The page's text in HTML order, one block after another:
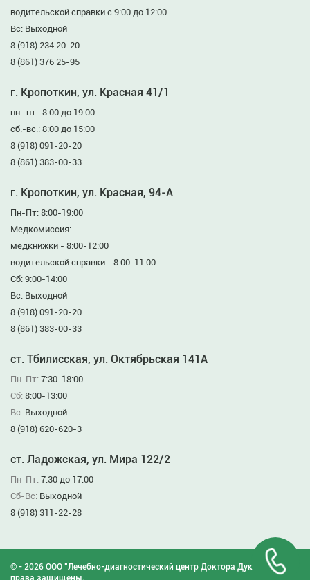
водительской справки с 9:00 до 12:00
Вс: Выходной
8 (918) 234 20-20
8 (861) 376 25-95
г. Кропоткин, ул. Красная 41/1
пн.-пт.: 8:00 до 19:00
сб.-вс.: 8:00 до 15:00
8 (918) 091-20-20
8 (861) 383-00-33
г. Кропоткин, ул. Красная, 94-А
Пн-Пт: 8:00-19:00
Медкомиссия:
медкнижки - 8:00-12:00
водительской справки - 8:00-11:00
Сб: 9:00-14:00
Вс: Выходной
8 (918) 091-20-20
8 (861) 383-00-33
ст. Тбилисская, ул. Октябрьская 141А
Пн-Пт: 7:30-18:00
Сб: 8:00-13:00
Вс: Выходной
8 (918) 620-620-3
ст. Ладожская, ул. Мира 122/2
Пн-Пт: 7:30 до 17:00
Сб-Вс: Выходной
8 (918) 311-22-28
© - 2026 ООО "Лечебно-диагностический центр Доктора Дукина". Все
права защищены.